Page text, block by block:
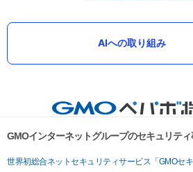
AIへの取り組み
GMOインターネットグループのセキュリテ
世界初総合ネットセキュリティサービス「GMOセキ